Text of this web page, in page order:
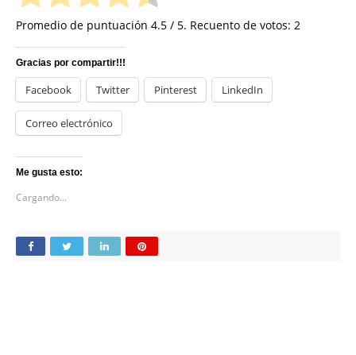
Promedio de puntuación 4.5 / 5. Recuento de votos: 2
Gracias por compartir!!!
Facebook Twitter Pinterest LinkedIn
Correo electrónico
Me gusta esto:
Cargando...